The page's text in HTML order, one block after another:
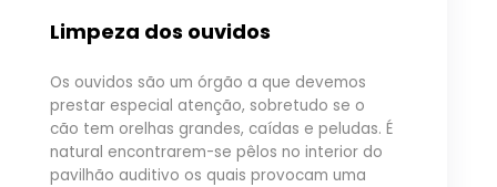
Limpeza dos ouvidos
Os ouvidos são um órgão a que devemos
prestar especial atenção, sobretudo se o
cão tem orelhas grandes, caídas e peludas. É
natural encontrarem-se pêlos no interior do
pavilhão auditivo os quais provocam uma